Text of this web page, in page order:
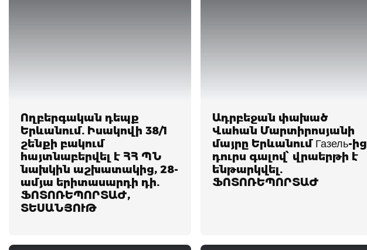
Ողբերգական դեպք
Երևանում. Իսակովի 38/1
շենքի բակում
հայտնաբերվել է ՀՀ ՊՆ
նախկին աշխատակից, 28-
ամյա երիտասարդի դի.
ՖՈՏՈՌԵՊՈՐՏԱԺ,
ՏԵՍԱՆՅՈՒԹ
Ադրբեջան փախած
Վահան Մարտիրոսյանի
մայրը Երևանում Газель-ից
դուրս գալով՝ վրաերթի է
ենթարկվել.
ՖՈՏՈՌԵՊՈՐՏԱԺ